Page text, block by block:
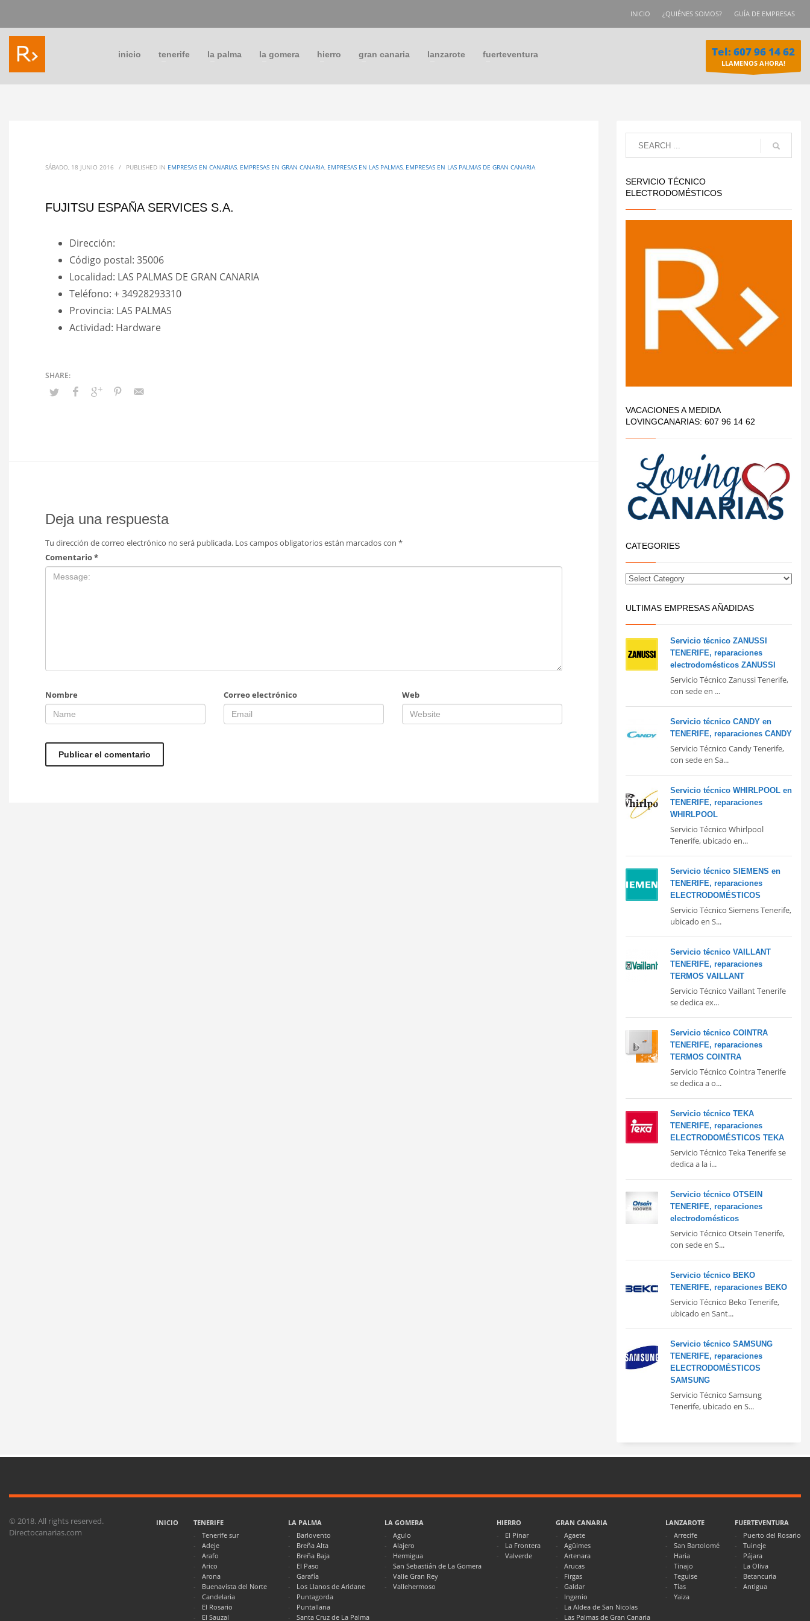
INICIO ¿QUIÉNES SOMOS? GUÍA DE EMPRESAS
inicio tenerife la palma la gomera hierro gran canaria lanzarote fuerteventura Tel: 607 96 14 62
LLAMENOS AHORA!
SÁBADO, 18 JUNIO 2016 / PUBLISHED IN EMPRESAS EN CANARIAS, EMPRESAS EN GRAN CANARIA, EMPRESAS EN LAS PALMAS, EMPRESAS EN LAS PALMAS DE GRAN CANARIA
FUJITSU ESPAÑA SERVICES S.A.
Dirección:
Código postal: 35006
Localidad: LAS PALMAS DE GRAN CANARIA
Teléfono: + 34928293310
Provincia: LAS PALMAS
Actividad: Hardware
Deja una respuesta
Tu dirección de correo electrónico no será publicada. Los campos obligatorios están marcados con *
Comentario*
Nombre Correo electrónico Web
SERVICIO TÉCNICO
ELECTRODOMÉSTICOS
VACACIONES A MEDIDA
LOVINGCANARIAS: 607 96 14 62
CATEGORIES
ULTIMAS EMPRESAS AÑADIDAS
Servicio técnico ZANUSSI
TENERIFE, reparaciones
electrodomésticos ZANUSSI
Servicio Técnico Zanussi Tenerife,
con sede en ...
Servicio técnico CANDY en
TENERIFE, reparaciones CANDY
Servicio Técnico Candy Tenerife,
con sede en Sa...
Servicio técnico WHIRLPOOL en
TENERIFE, reparaciones
WHIRLPOOL
Servicio Técnico Whirlpool
Tenerife, ubicado en...
Servicio técnico SIEMENS en
TENERIFE, reparaciones
ELECTRODOMÉSTICOS
Servicio Técnico Siemens Tenerife,
ubicado en S...
Servicio técnico VAILLANT
TENERIFE, reparaciones
TERMOS VAILLANT
Servicio Técnico Vaillant Tenerife
se dedica ex...
Servicio técnico COINTRA
TENERIFE, reparaciones
TERMOS COINTRA
Servicio Técnico Cointra Tenerife
se dedica a o...
Servicio técnico TEKA
TENERIFE, reparaciones
ELECTRODOMÉSTICOS TEKA
Servicio Técnico Teka Tenerife se
dedica a la i...
Servicio técnico OTSEIN
TENERIFE, reparaciones
electrodomésticos
Servicio Técnico Otsein Tenerife,
con sede en S...
Servicio técnico BEKO
TENERIFE, reparaciones BEKO
Servicio Técnico Beko Tenerife,
ubicado en Sant...
Servicio técnico SAMSUNG
TENERIFE, reparaciones
ELECTRODOMÉSTICOS
SAMSUNG
Servicio Técnico Samsung
Tenerife, ubicado en S...
INICIO
TENERIFE
Tenerife sur
Adeje
Arafo
Arico
Arona
Buenavista del Norte
Candelaria
El Rosario
El Sauzal
LA PALMA
Barlovento
Breña Alta
Breña Baja
El Paso
Garafía
Los Llanos de Aridane
Puntagorda
Puntallana
Santa Cruz de La Palma
LA GOMERA
Agulo
Alajero
Hermigua
San Sebastián de La Gomera
Valle Gran Rey
Vallehermoso
HIERRO
El Pinar
La Frontera
Valverde
GRAN CANARIA
Agaete
Agüimes
Artenara
Arucas
Firgas
Galdar
Ingenio
La Aldea de San Nicolas
Las Palmas de Gran Canaria
LANZAROTE
Arrecife
San Bartolomé
Haria
Tinajo
Teguise
Tías
Yaiza
FUERTEVENTURA
Puerto del Rosario
Tuineje
Pájara
La Oliva
Betancuria
Antigua
© 2018. All rights reserved.
Directocanarias.com